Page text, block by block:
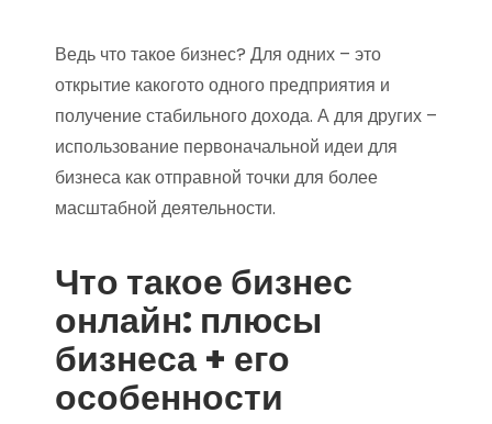
Ведь что такое бизнес? Для одних – это
открытие какогото одного предприятия и
получение стабильного дохода. А для других –
использование первоначальной идеи для
бизнеса как отправной точки для более
масштабной деятельности.
Что такое бизнес
онлайн: плюсы
бизнеса + его
особенности